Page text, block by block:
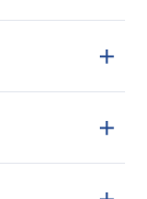
＋
＋